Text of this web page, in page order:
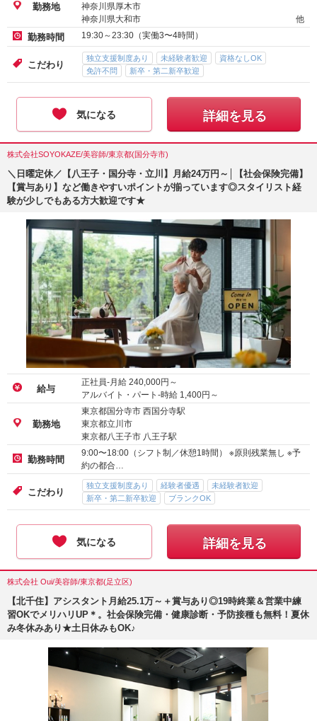
勤務地
神奈川県厚木市
神奈川県大和市
他
勤務時間 19:30～23:30（実働3〜4時間）
こだわり
独立支援制度あり 未経験者歓迎
資格なしOK
免許不問
新卒・第二新卒歓迎
気になる 詳細を見る
株式会社SOYOKAZE/美容師/東京都(国分寺市)
＼日曜定休／【八王子・国分寺・立川】月給24万円～│【社会保険完備】
【賞与あり】など働きやすいポイントが揃っています◎スタイリスト経
験が少しでもある方大歓迎です★
給与
正社員-月給 240,000円～
アルバイト・パート-時給 1,400円～
勤務地
東京都国分寺市 西国分寺駅
東京都立川市
東京都八王子市 八王子駅
勤務時間
9:00〜18:00（シフト制／休憩1時間） ※原則残業無し ※予
約の都合…
こだわり
独立支援制度あり 経験者優遇
未経験者歓迎
新卒・第二新卒歓迎
ブランクOK
気になる 詳細を見る
株式会社 Oui/美容師/東京都(足立区)
【北千住】アシスタント月給25.1万～＋賞与あり◎19時終業＆営業中練
習OKでメリハリUP＊。社会保険完備・健康診断・予防接種も無料！夏休
み冬休みあり★土日休みもOK♪